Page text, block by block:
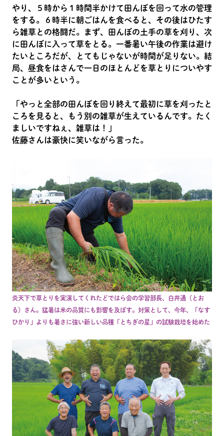
やり、５時から１時間半かけて田んぼを回って水の管理
をする。６時半に朝ごはんを食べると、その後はひたす
ら雑草との格闘だ。まず、田んぼの土手の草を刈り、次
に田んぼに入って草をとる。一番暑い午後の作業は避け
たいところだが、とてもじゃないが時間が足りない。結
局、昼食をはさんで一日のほとんどを草とりについやす
ことが多いという。
「やっと全部の田んぼを回り終えて最初に草を刈ったと
ころを見ると、もう別の雑草が生えているんです。たく
ましいですねぇ、雑草は！」
佐藤さんは豪快に笑いながら言った。
炎天下で草とりを実演してくれたどではら会の学習部長、白井通（とお
る）さん。猛暑は米の品質にも影響を及ぼす。対策として、今年、「なす
ひかり」よりも暑さに強い新しい品種「とちぎの星」の試験栽培を始めた